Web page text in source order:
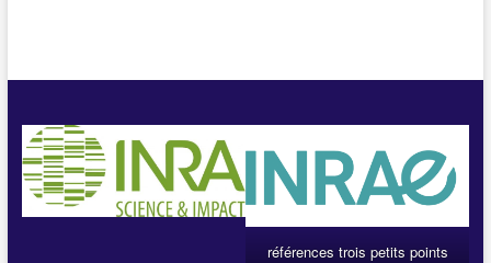
références trois petits points